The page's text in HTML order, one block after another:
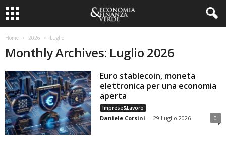
Home 2026 Luglio
Monthly Archives: Luglio 2026
Euro stablecoin, moneta
elettronica per una economia
aperta
Imprese&Lavoro
Daniele Corsini - 29 Luglio 2026 0